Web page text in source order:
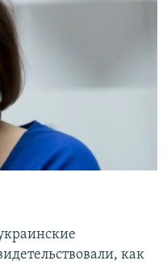
как